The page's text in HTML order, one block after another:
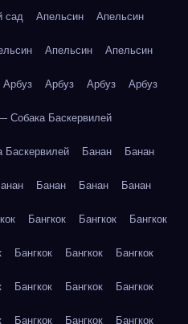
сад Апельсин Апельсин
Апельсин Апельсин
Арбуз Арбуз Арбуз Арбуз
Собака Баскервилей
Банан Банан
Банан Банан Банан
Бангкок Бангкок Бангкок
Бангкок Бангкок Бангкок
Бангкок Бангкок Бангкок
Бангкок Бангкок Бангкок